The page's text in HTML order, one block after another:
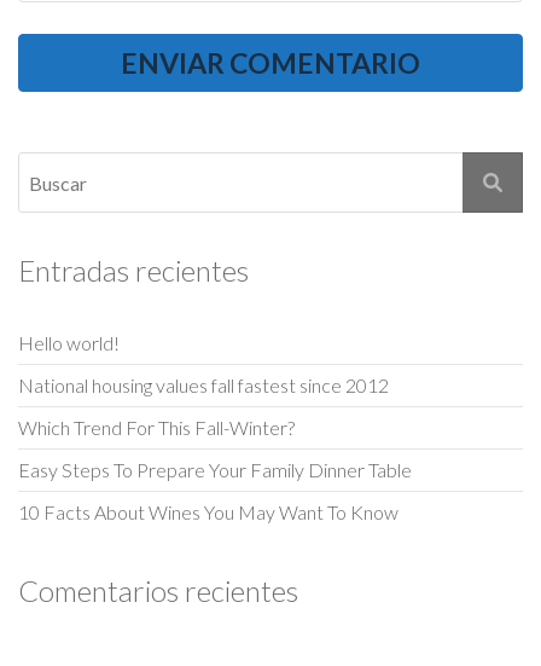
Entradas recientes
Hello world!
National housing values fall fastest since 2012
Which Trend For This Fall-Winter?
Easy Steps To Prepare Your Family Dinner Table
10 Facts About Wines You May Want To Know
Comentarios recientes